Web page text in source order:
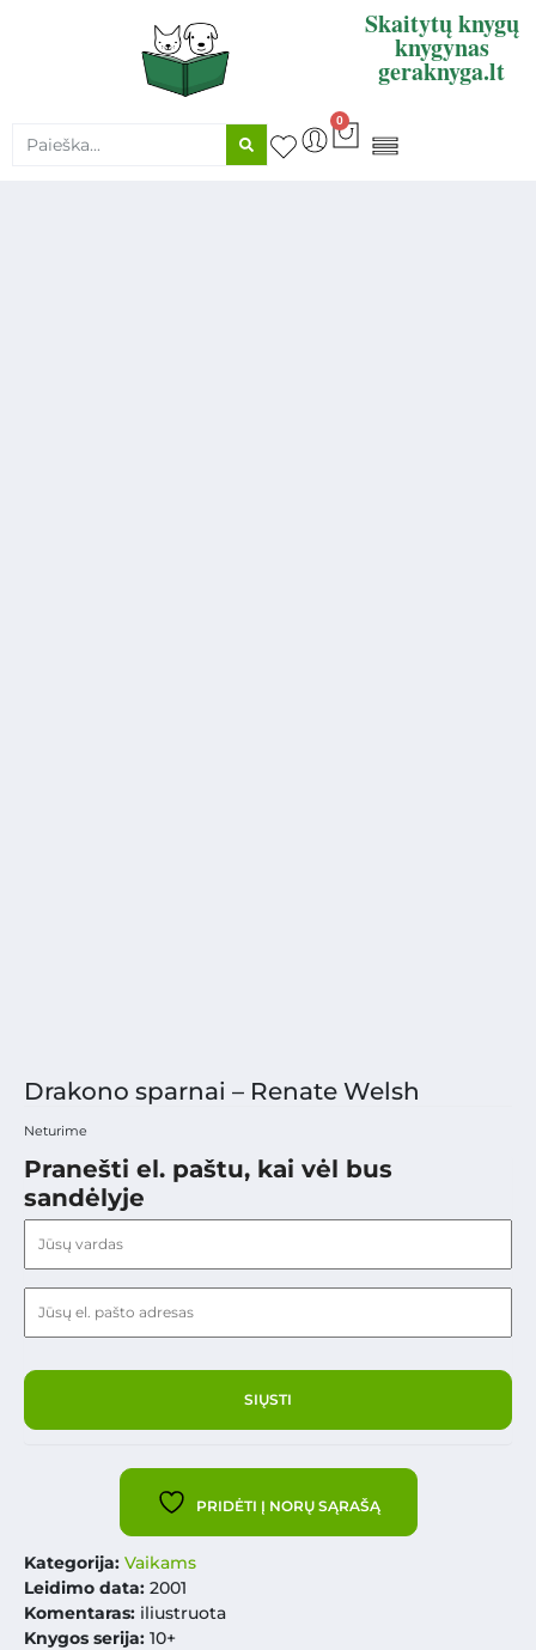
Skaitytų knygų
knygynas
geraknyga.lt
0
Drakono sparnai – Renate Welsh
Neturime
Pranešti el. paštu, kai vėl bus
sandėlyje
PRIDĖTI Į NORŲ SĄRAŠĄ
Kategorija: Vaikams
Leidimo data: 2001
Komentaras: iliustruota
Knygos serija: 10+